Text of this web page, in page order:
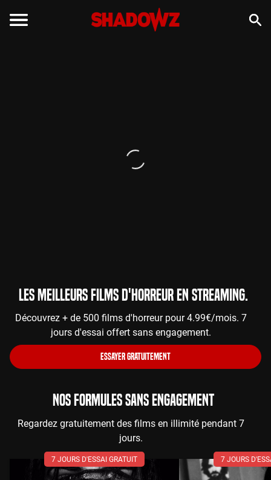
Les meilleurs films d'horreur en streaming.
Découvrez + de 500 films d'horreur pour 4.99€/mois. 7
jours d'essai offert sans engagement.
ESSAYER GRATUITEMENT
NOS FORMULES SANS ENGAGEMENT
Regardez gratuitement des films en illimité pendant 7
jours.
7 JOURS D'ESSAI GRATUIT 7 JOURS